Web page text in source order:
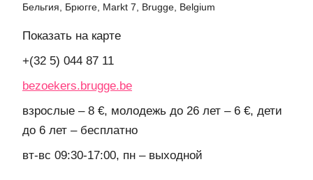
Бельгия, Брюгге, Markt 7, Brugge, Belgium
Показать на карте
+(32 5) 044 87 11
bezoekers.brugge.be
взрослые – 8 €, молодежь до 26 лет – 6 €, дети
до 6 лет – бесплатно
вт-вс 09:30-17:00, пн – выходной